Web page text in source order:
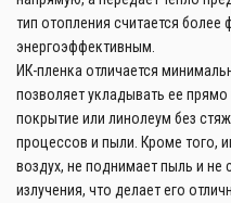
тип отопления считается более
энергоэффективным.
ИК-пленка отличается
позволяет укладывать ее
покрытие или линолеум без
процессов и пыли. Кроме того,
воздух, не поднимает пыль и не
излучения, что делает его